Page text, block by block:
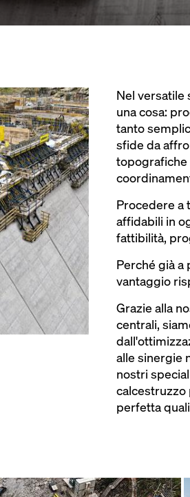
Nel versatile
una cosa:
tanto
sfide da
topografiche
Procedere a
affidabili in
fattibilità,
Perché già a
vantaggio
Grazie alla
centrali,
alle sinergie
nostri
perfetta